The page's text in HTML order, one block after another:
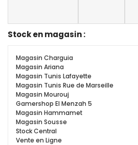
Stock en magasin :
Magasin Charguia
Magasin Ariana
Magasin Tunis Lafayette
Magasin Tunis Rue de Marseille
Magasin Mourouj
Gamershop El Menzah 5
Magasin Hammamet
Magasin Sousse
Stock Central
Vente en Ligne